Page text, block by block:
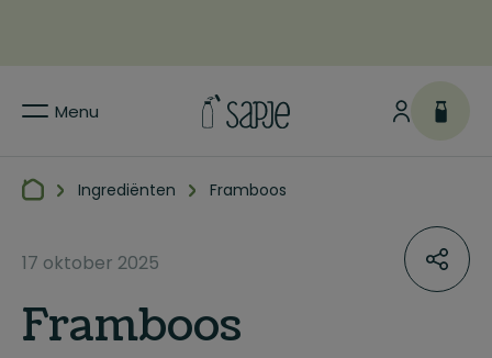
Menu
Ingrediënten Framboos
17 oktober 2025
Framboos